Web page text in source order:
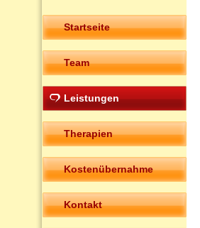
Startseite
Team
Leistungen
Therapien
Kostenübernahme
Kontakt